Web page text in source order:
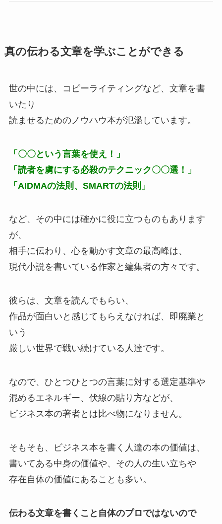
真の伝わる文章を学ぶことができる
世の中には、コピーライティングなど、文章を書
いたり
読ませるためのノウハウ本が氾濫しています。
「〇〇という言葉を使え！」
「読者を虜にする必殺のテクニック〇〇選！」
「AIDMAの法則、SMARTの法則」
など、その中には確かに役に立つものもあります
が、
相手に伝わり、心を動かす文章の最高峰は、
現代小説を書いている作家と編集者の方々です。
彼らは、文章を読んでもらい、
作品が面白いと感じてもらえなければ、即廃業と
いう
厳しい世界で戦い続けている人達です。
なので、ひとつひとつの言葉に対する選定基準や
混めるエネルギー、伏線の貼り方などが、
ビジネス本の著者とは比べ物になりません。
そもそも、ビジネス本を書く人達の本の価値は、
書いてある中身の価値や、その人の生い立ちや
存在自体の価値にあることも多い。
伝わる文章を書くこと自体のプロではないので